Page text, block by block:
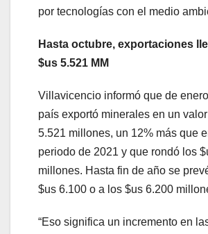
por tecnologías con el medio
Hasta octubre, exportaciones
$us 5.521 MM
Villavicencio informó que de
país exportó minerales en un
5.521 millones, un 12% más que
periodo de 2021 y que rondó los
millones. Hasta fin de año se
$us 6.100 o a los $us 6.200
“Eso significa un incremento en